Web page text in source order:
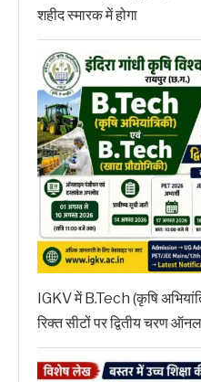
शहीद स्मारक में होगा
IGKV में B.Tech (कृषि
रिक्त सीटों पर द्वितीय चरण